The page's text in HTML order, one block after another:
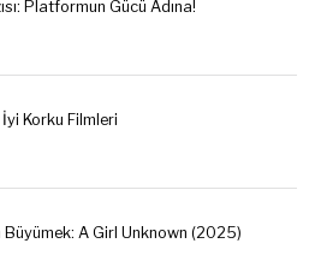
Platformun Gücü Adına!
İyi Korku Filmleri
Büyümek: A Girl Unknown (2025)